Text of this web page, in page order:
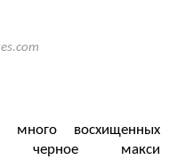
много восхищенных
черное макси